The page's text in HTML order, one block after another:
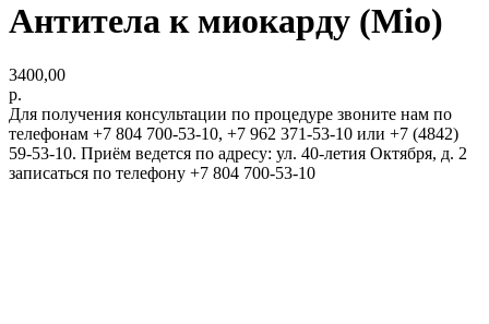
Антитела к миокарду (Mio)
3400,00
р.
Для получения консультации по процедуре звоните нам по
телефонам +7 804 700-53-10, +7 962 371-53-10 или +7 (4842)
59-53-10. Приём ведется по адресу: ул. 40-летия Октября, д. 2
записаться по телефону +7 804 700-53-10